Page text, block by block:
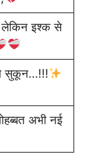
लेकिन इश्क से
सुकून…!!!
अभी नई